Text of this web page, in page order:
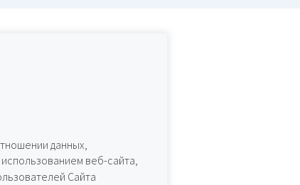
данных,
веб-сайта,
Сайта